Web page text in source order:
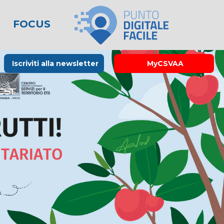
FOCUS
Rubrica La Stampa
Links utili
Iscriviti alla newsletter MyCSVAA